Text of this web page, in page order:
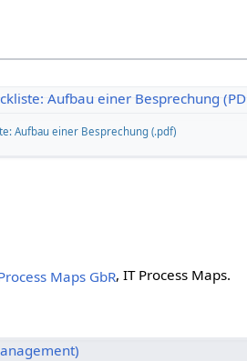
Aufbau einer Besprechung (.pdf)
, IT Process Maps.